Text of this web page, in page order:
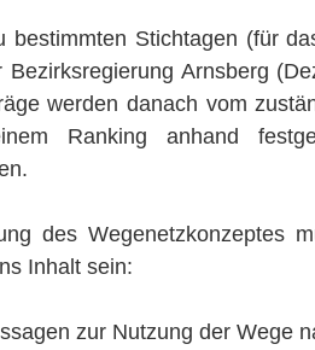
bestimmten Stichtagen (für
Arnsberg
werden danach vom
Ranking anhand
des Wegenetzkonzeptes
Inhalt sein:
zur Nutzung der Wege